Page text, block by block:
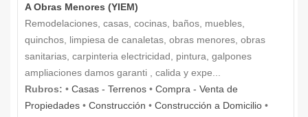
A Obras Menores (YIEM)
Remodelaciones, casas, cocinas, baños, muebles,
quinchos, limpiesa de canaletas, obras menores, obras
sanitarias, carpinteria electricidad, pintura, galpones
ampliaciones damos garanti , calida y expe...
Rubros: • Casas - Terrenos • Compra - Venta de
Propiedades • Construcción • Construcción a Domicilio •